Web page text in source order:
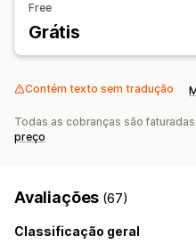
Free
Grátis
Contém texto sem tradução
Todas as cobranças são faturadas
preço
Avaliações (67)
Classificação geral